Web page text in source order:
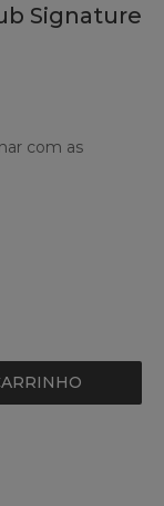
Signature
com as